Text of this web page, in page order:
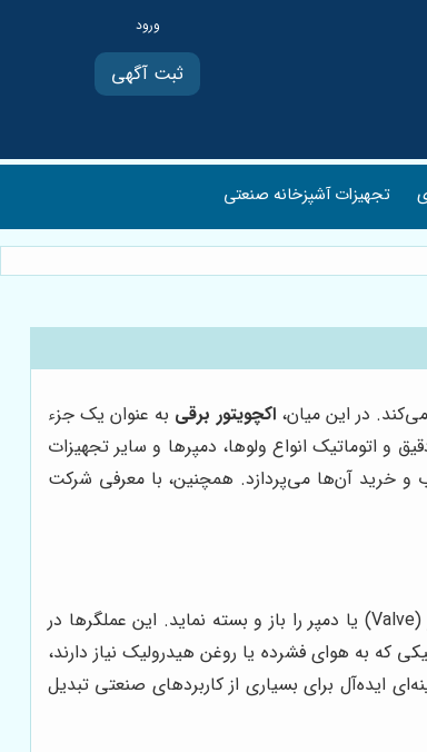
ثبت آگهی
تجهیزات آشپزخانه صنعتی
در این میان،اکچویتور برقی به عنوان یک جزء
و اتوماتیک انواع ولوها، دمپرها و سایر تجهیزات
و خرید آن‌ها می‌پردازد. همچنین، با معرفی شرکت
(Electric Actuator) یک دستگاه الکترومکانیکی است که انرژی الکتریکی را به گشتاور یا نیروی خطی تبدیل می‌کند تا یک شیر (Valve) یا دمپر را باز و بسته نماید. این عملگرها در
که به هوای فشرده یا روغن هیدرولیک نیاز دارند،
ایده‌آل برای بسیاری از کاربردهای صنعتی تبدیل